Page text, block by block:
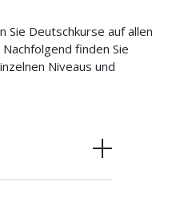
Sie Deutschkurse auf allen
finden Sie
Niveaus und